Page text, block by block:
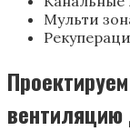
Мульти
вентиляцию